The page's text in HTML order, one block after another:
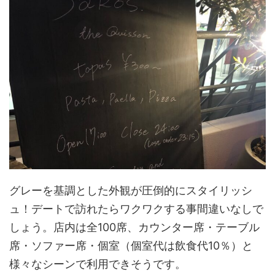
グレーを基調とした外観が圧倒的にスタイリッシ
ュ！デートで訪れたらワクワクする事間違いなしで
しょう。店内は全100席、カウンター席・テーブル
席・ソファー席・個室（個室代は飲食代10％）と
様々なシーンで利用できそうです。